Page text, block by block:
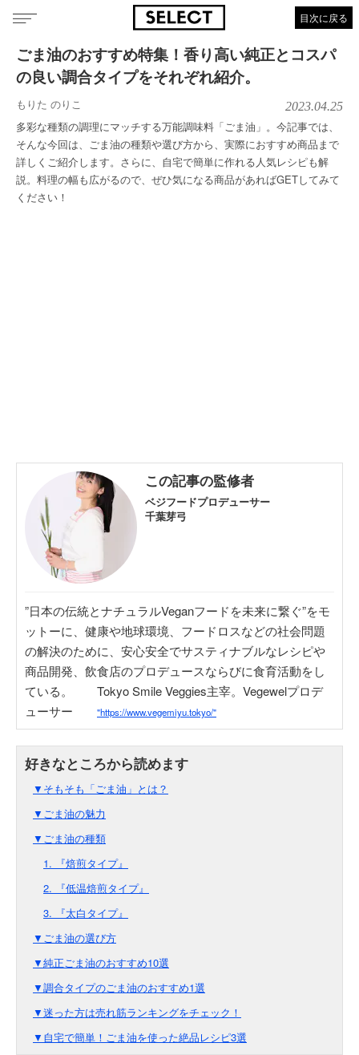
目次に戻る
ごま油のおすすめ特集！香り高い純正とコスパ
の良い調合タイプをそれぞれ紹介。
もりた のりこ 2023.04.25
多彩な種類の調理にマッチする万能調味料「ごま油」。今記事では、
そんな今回は、ごま油の種類や選び方から、実際におすすめ商品まで
詳しくご紹介します。さらに、自宅で簡単に作れる人気レシピも解
説。料理の幅も広がるので、ぜひ気になる商品があればGETしてみて
ください！
この記事の監修者
ベジフードプロデューサー
千葉芽弓
”日本の伝統とナチュラルVeganフードを未来に繋ぐ”をモ
ットーに、健康や地球環境、フードロスなどの社会問題
の解決のために、安心安全でサスティナブルなレシピや
商品開発、飲食店のプロデュースならびに食育活動をし
ている。 Tokyo Smile Veggies主宰。Vegewelプロデ
ューサー
"https://www.vegemiyu.tokyo/"
▼そもそも「ごま油」とは？
▼ごま油の魅力
▼ごま油の種類
1. 『焙煎タイプ』
2. 『低温焙煎タイプ』
3. 『太白タイプ』
▼ごま油の選び方
▼純正ごま油のおすすめ10選
▼調合タイプのごま油のおすすめ1選
▼迷った方は売れ筋ランキングをチェック！
▼自宅で簡単！ごま油を使った絶品レシピ3選